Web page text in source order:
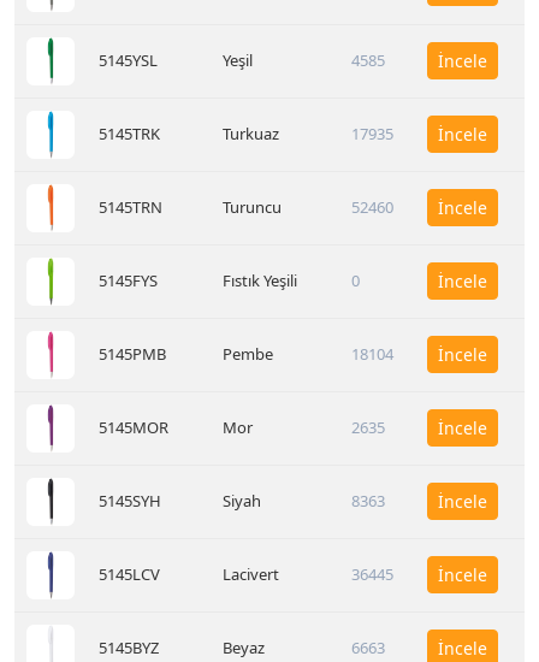
5145YSL Yeşil 4585 İncele
5145TRK Turkuaz 17935 İncele
5145TRN Turuncu 52460 İncele
5145FYS Fıstık Yeşili 0 İncele
5145PMB Pembe 18104 İncele
5145MOR Mor 2635 İncele
5145SYH Siyah 8363 İncele
5145LCV Lacivert 36445 İncele
5145BYZ Beyaz 6663 İncele